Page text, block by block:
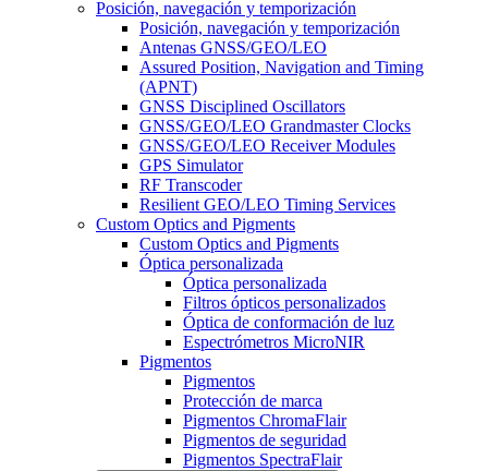
Posición, navegación y temporización
Posición, navegación y temporización
Antenas GNSS/GEO/LEO
Assured Position, Navigation and Timing
(APNT)
GNSS Disciplined Oscillators
GNSS/GEO/LEO Grandmaster Clocks
GNSS/GEO/LEO Receiver Modules
GPS Simulator
RF Transcoder
Resilient GEO/LEO Timing Services
Custom Optics and Pigments
Custom Optics and Pigments
Óptica personalizada
Óptica personalizada
Filtros ópticos personalizados
Óptica de conformación de luz
Espectrómetros MicroNIR
Pigmentos
Pigmentos
Protección de marca
Pigmentos ChromaFlair
Pigmentos de seguridad
Pigmentos SpectraFlair